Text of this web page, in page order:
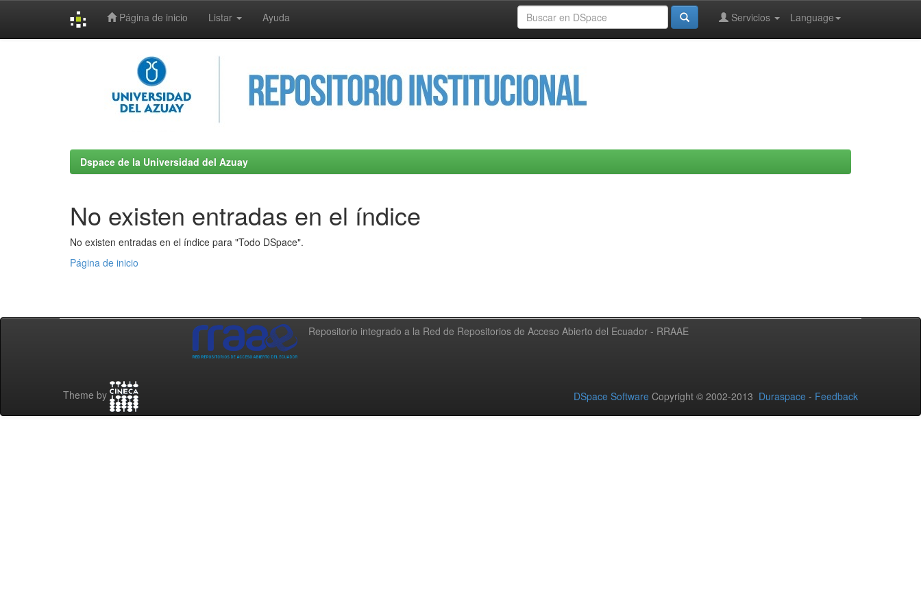
Página de inicio Listar Ayuda Language
Servicios
Dspace de la Universidad del Azuay
No existen entradas en el índice
No existen entradas en el índice para "Todo DSpace".
Página de inicio
Repositorio integrado a la Red de Repositorios de Acceso Abierto del Ecuador - RRAAE
Theme by DSpace Software Copyright © 2002-2013 Duraspace - Feedback